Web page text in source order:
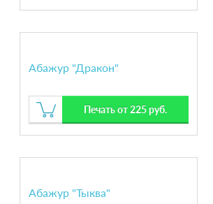
Абажур "Дракон"
Печать от 225 руб.
Абажур "Тыква"